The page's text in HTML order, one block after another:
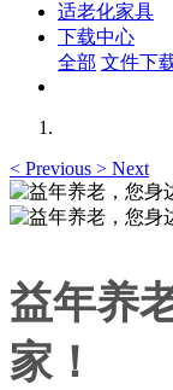
适老化家具
下载中心
全部 文件下
< Previous > Next
益年养
家！